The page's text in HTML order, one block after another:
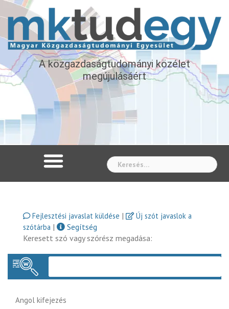
A közgazdaságtudományi közélet
megújulásáért
Fejlesztési javaslat küldése |
Új szót javaslok a
szótárba |
Segítség
Keresett szó vagy szórész megadása:
Angol kifejezés